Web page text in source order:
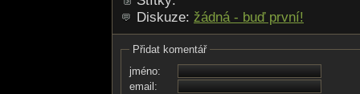
Diskuze: žádná - buď první!
Přidat komentář
jméno:
email: